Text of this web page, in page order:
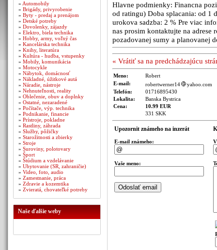
» Automobily
» Brigády, privyrobenie
» Byty - predaj a prenájom
» Detské potreby
» Dovolenky, zájazdy
» Elektro, biela technika
» Hobby, army, voľný čas
» Kancelárska technika
» Knihy, literatúra
» Kultúra - hudba, vstupenky
» Mobily, komunikácia
» Motocykle
» Nábytok, domácnosť
» Nákladné, úžitkové autá
» Náradie, nástroje
» Nehnuteľnosti, reality
» Oblečenie, obuv a doplnky
» Ostatné, nezaradené
» Počítače, výp. technika
» Podnikanie, financie
» Prístroje, pokladne
» Rastliny, záhrada
» Služby, pôžičky
» Starožitnosti a zbierky
» Stroje
» Suroviny, polotovary
» Šport
» Štúdium a vzdelávanie
» Ubytovanie (SR, zahraničie)
» Video, foto, audio
» Zamestnanie, práca
» Zdravie a kozemtika
» Zvieratá, chovateľké potreby
Naše ďalšie weby
Hlavne podmienky: Financna
od ratingu) Doba splacania: od 1
urokova sadzba: 2 % Pre viac
nas prosim kontaktujte na adrese
pozadovanej sumy a planovanej
« Vrátiť sa na predchádzajúcu
Meno:
Robert
E-mail:
robertwerner14
yahoo.com
Telefón:
01716895430
Lokalita:
Banska Bystrica
Cena:
10.99 EUR
331 SKK
Upozornit známeho na inzerát
E-mail známeho:
Vaše meno: